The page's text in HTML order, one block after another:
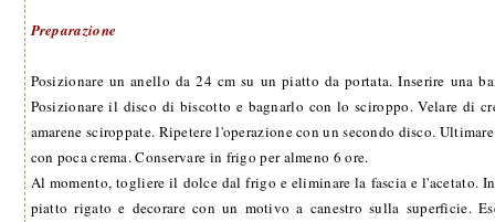
Preparazione
Posizionare un anello da 24 cm su un piatto da portata. Inserire una
Posizionare il disco di biscotto e bagnarlo con lo sciroppo. Velare di
amarene sciroppate. Ripetere l'operazione con un secondo disco.
con poca crema. Conservare in frigo per almeno 6 ore.
Al momento, togliere il dolce dal frigo e eliminare la fascia e l'acetato.
piatto rigato e decorare con un motivo a canestro sulla superficie.